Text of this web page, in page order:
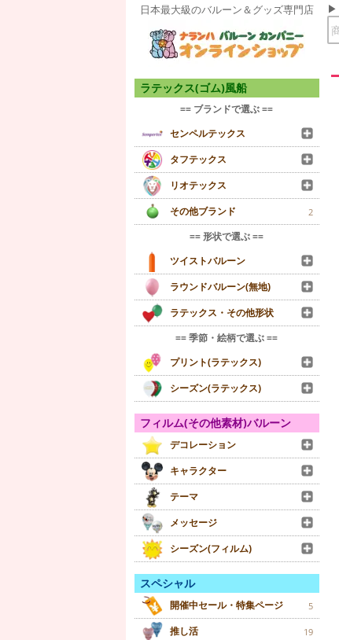
日本最大級のバルーン＆グッズ専門店
ラテックス(ゴム)風船
== ブランドで選ぶ ==
センペルテックス
タフテックス
リオテックス
その他ブランド
2
== 形状で選ぶ ==
ツイストバルーン
ラウンドバルーン(無地)
ラテックス・その他形状
== 季節・絵柄で選ぶ ==
プリント(ラテックス)
シーズン(ラテックス)
フィルム(その他素材)バルーン
デコレーション
キャラクター
テーマ
メッセージ
シーズン(フィルム)
スペシャル
開催中セール・特集ページ 5
推し活 19